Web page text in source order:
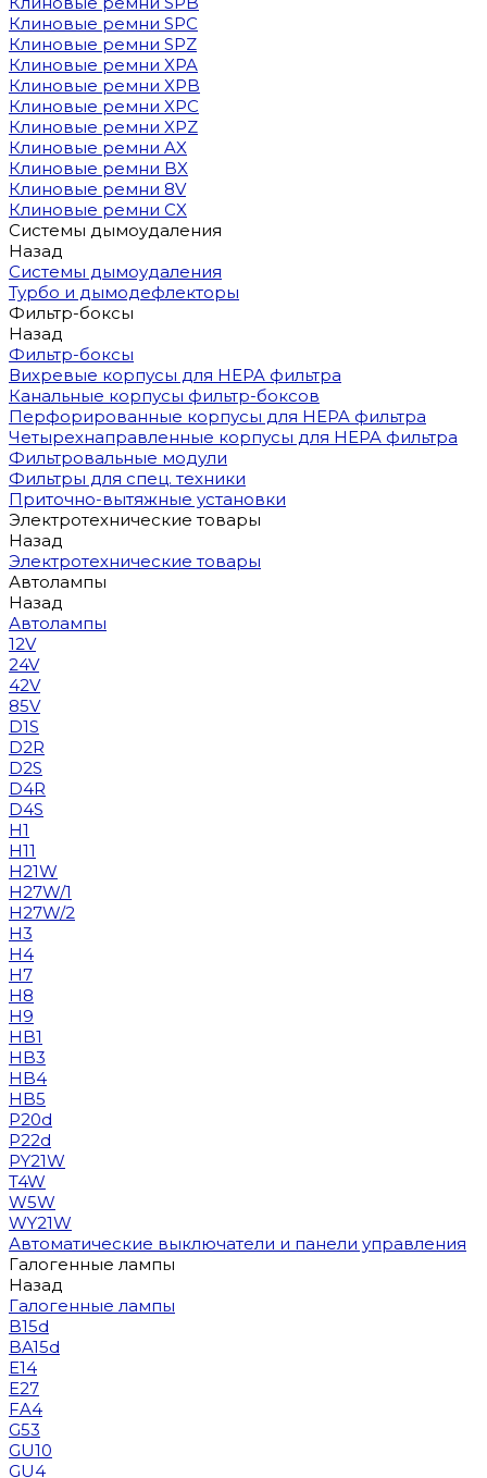
Клиновые ремни SPC
Клиновые ремни SPZ
Клиновые ремни XPA
Клиновые ремни XPB
Клиновые ремни XPC
Клиновые ремни XPZ
Клиновые ремни AX
Клиновые ремни BX
Клиновые ремни 8V
Клиновые ремни CX
Системы дымоудаления
Назад
Системы дымоудаления
Турбо и дымодефлекторы
Фильтр-боксы
Назад
Фильтр-боксы
Вихревые корпусы для HEPA фильтра
Канальные корпусы фильтр-боксов
Перфорированные корпусы для HEPA фильтра
Четырехнаправленные корпусы для HEPA фильтра
Фильтровальные модули
Фильтры для спец. техники
Приточно-вытяжные установки
Электротехнические товары
Назад
Электротехнические товары
Автолампы
Назад
Автолампы
12V
24V
42V
85V
D1S
D2R
D2S
D4R
D4S
H1
H11
H21W
H27W/1
H27W/2
H3
H4
H7
H8
H9
HB1
HB3
HB4
HB5
P20d
P22d
PY21W
T4W
W5W
WY21W
Автоматические выключатели и панели управления
Галогенные лампы
Назад
Галогенные лампы
B15d
BA15d
E14
E27
FA4
G53
GU10
GU4